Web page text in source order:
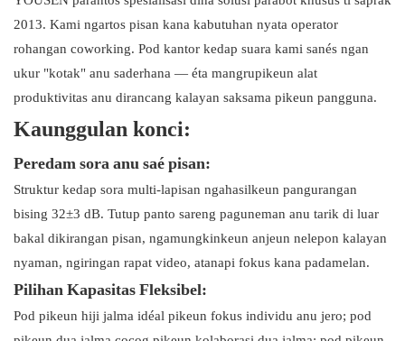
2013. Kami ngartos pisan kana kabutuhan nyata operator
rohangan coworking. Pod kantor kedap suara kami sanés ngan
ukur "kotak" anu saderhana — éta mangrupikeun alat
produktivitas anu dirancang kalayan saksama pikeun pangguna.
Kaunggulan konci:
Peredam sora anu saé pisan:
Struktur kedap sora multi-lapisan ngahasilkeun pangurangan
bising 32±3 dB. Tutup panto sareng paguneman anu tarik di luar
bakal dikirangan pisan, ngamungkinkeun anjeun nelepon kalayan
nyaman, ngiringan rapat video, atanapi fokus kana padamelan.
Pilihan Kapasitas Fleksibel:
Pod pikeun hiji jalma idéal pikeun fokus individu anu jero; pod